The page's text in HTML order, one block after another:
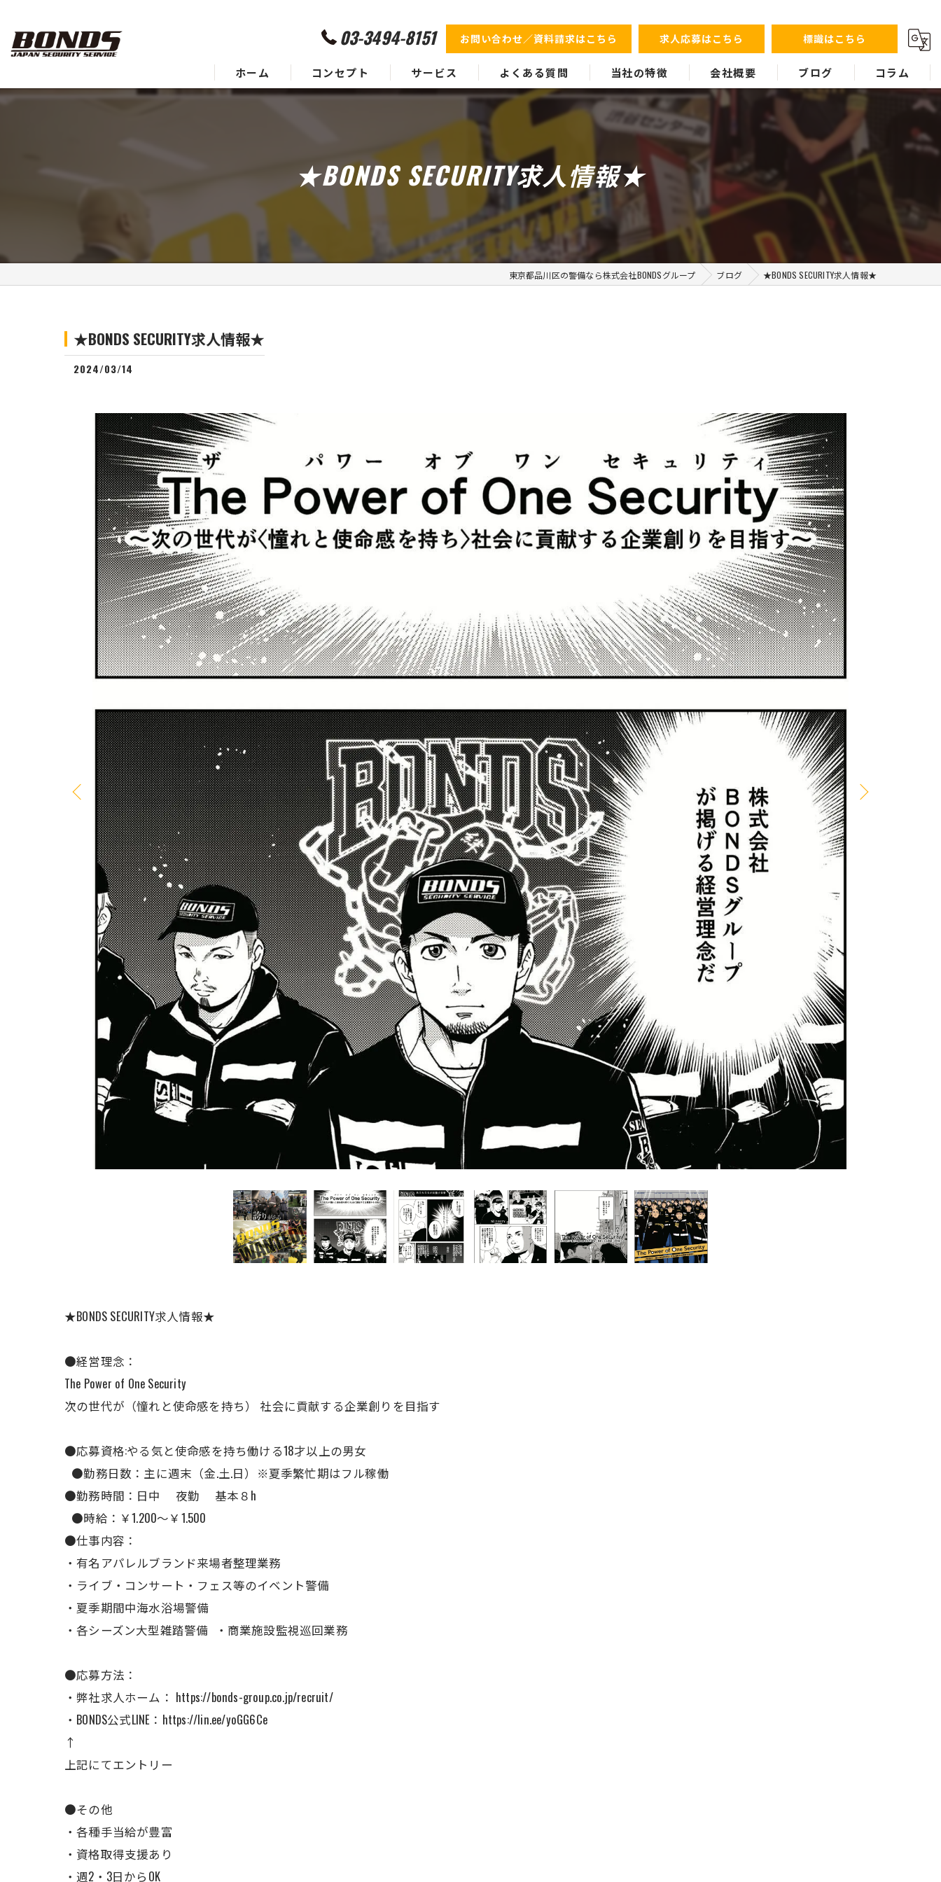
03-3494-8151 お問い合わせ／資料請求はこちら 求人応募はこちら 標識はこちら
ホーム コンセプト サービス よくある質問 当社の特徴
イベント
身辺警護
フェス
雑踏
会社概要 ブログ コラム
★BONDS SECURITY求人情報★
東京都品川区の警備なら株式会社BONDSグループ ブログ ★BONDS SECURITY求人情報★
★BONDS SECURITY求人情報★
2024/03/14
★BONDS SECURITY求人情報★
●経営理念：
The Power of One Security
次の世代が（憧れと使命感を持ち） 社会に貢献する企業創りを目指す
●応募資格:やる気と使命感を持ち働ける18才以上の男女
●勤務日数：主に週末（金.土.日）※夏季繁忙期はフル稼働
●勤務時間：日中 夜勤 基本８h
●時給：￥1.200〜￥1.500
●仕事内容：
・有名アパレルブランド来場者整理業務
・ライブ・コンサート・フェス等のイベント警備
・夏季期間中海水浴場警備
・各シーズン大型雑踏警備 ・商業施設監視巡回業務
●応募方法：
・弊社求人ホーム： https://bonds-group.co.jp/recruit/
・BONDS公式LINE：https://lin.ee/yoGG6Ce
↑
上記にてエントリー
●その他
・各種手当給が豊富
・資格取得支援あり
・週2・3日からOK